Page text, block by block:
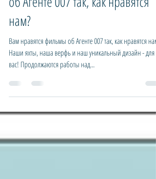
об Агенте 007 так, как нравятся
нам?
Вам нравятся фильмы об Агенте 007 так, как нравятся нам?
Наши яхты, наша верфь и наш уникальный дизайн - для
вас! Продолжаются работы над...